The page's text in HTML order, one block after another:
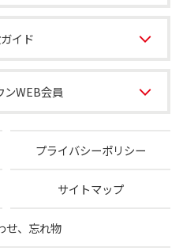
イド
ンWEB会員
プライバシーポリシー
サイトマップ
せ、忘れ物